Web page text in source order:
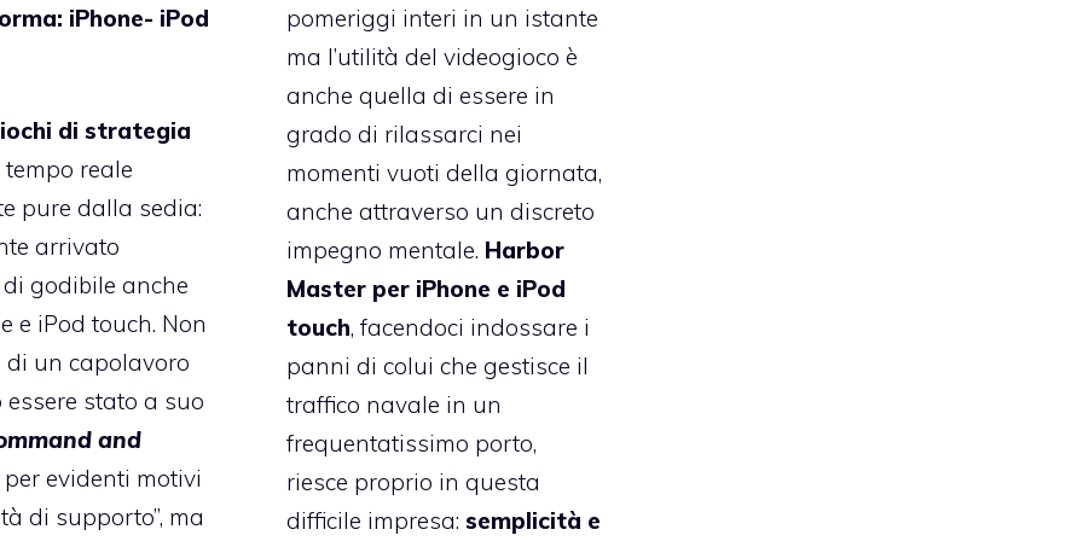
pomeriggi interi in un istante
ma l’utilità del videogioco è
anche quella di essere in
grado di rilassarci nei
momenti vuoti della giornata,
anche attraverso un discreto
impegno mentale. Harbor
Master per iPhone e iPod
touch, facendoci indossare i
panni di colui che gestisce il
traffico navale in un
frequentatissimo porto,
riesce proprio in questa
difficile impresa:semplicità e
iPhone- iPod
di strategia
reale
pure dalla sedia:
arrivato
godibile anche
e iPod touch. Non
un capolavoro
essere stato a suo
and
per evidenti motivi
di supporto”, ma